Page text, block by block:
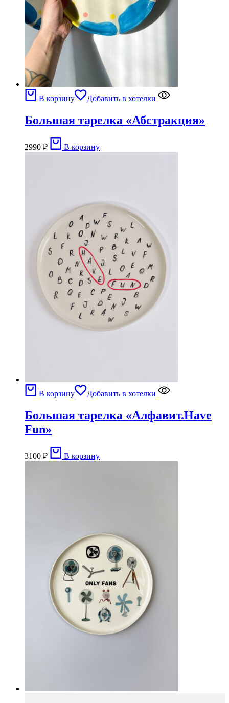
В корзину Добавить в хотелки
Большая тарелка «Абстракция»
2990 ₽ В корзину
В корзину Добавить в хотелки
Большая тарелка «Алфавит.Have
Fun»
3100 ₽ В корзину